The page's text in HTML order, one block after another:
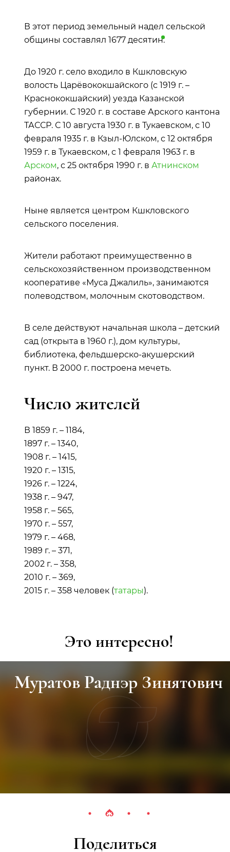
В этот период земельный надел сельской
общины составлял 1677 десятин.
До 1920 г. село входило в Кшкловскую
волость Царёвококшайского (с 1919 г. –
Краснококшайский) уезда Казанской
губернии. С 1920 г. в составе Арского кантона
ТАССР. С 10 августа 1930 г. в Тукаевском, с 10
февраля 1935 г. в Кзыл-Юлском, с 12 октября
1959 г. в Тукаевском, с 1 февраля 1963 г. в
Арском, с 25 октября 1990 г. в Атнинском
районах.
Ныне является центром Кшкловского
сельского поселения.
Жители работают преимущественно в
сельскохозяйственном производственном
кооперативе «Муса Джалиль», занимаются
полеводством, молочным скотоводством.
В селе действуют начальная школа – детский
сад (открыта в 1960 г.), дом культуры,
библиотека, фельдшерско-акушерский
пункт. В 2000 г. построена мечеть.
Число жителей
В 1859 г. – 1184,
1897 г. – 1340,
1908 г. – 1415,
1920 г. – 1315,
1926 г. – 1224,
1938 г. – 947,
1958 г. – 565,
1970 г. – 557,
1979 г. – 468,
1989 г. – 371,
2002 г. – 358,
2010 г. – 369,
2015 г. – 358 человек (татары).
Это интересно!
Муратов Раднэр Зинятович
Поделиться